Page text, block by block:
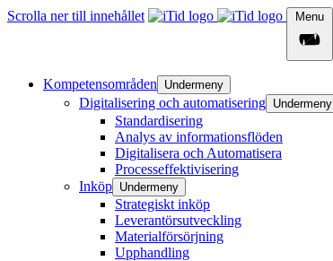
Scrolla ner till innehållet
Kompetensområden Undermeny
Digitalisering och automatisering Undermeny
Standardisering
Analys av informationsflöden​
Digitalisera och Automatisera
Processeffektivisering
Inköp Undermeny
Strategiskt inköp
Leverantörsutveckling
Materialförsörjning
Upphandling